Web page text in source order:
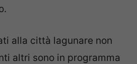
alla città lagunare non
altri sono in programma